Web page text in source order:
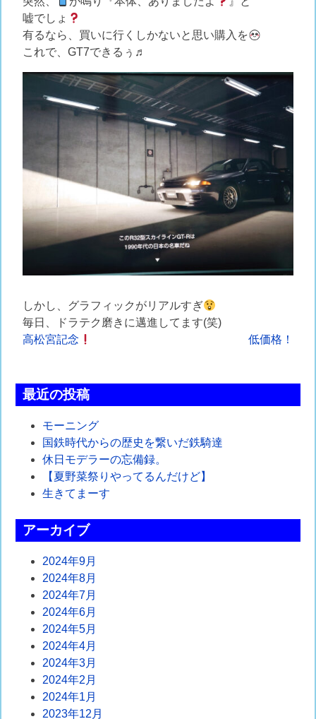
嘘でしょ
有るなら、買いに行くしかないと思い購入を
これで、GT7できるぅ♬
しかし、グラフィックがリアルすぎ
毎日、ドラテク磨きに邁進してます(笑)
投
ナ
ビ
ゲ
ー
シ
ョ
ン
高松宮記念 低価格！
最近の投稿
モーニング
国鉄時代からの歴史を繋いだ鉄騎達
休日モデラーの忘備録。
【夏野菜祭りやってるんだけど】
生きてまーす
アーカイブ
2024年9月
2024年8月
2024年7月
2024年6月
2024年5月
2024年4月
2024年3月
2024年2月
2024年1月
2023年12月